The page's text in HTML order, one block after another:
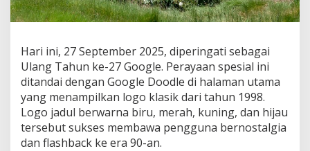
Hari ini, 27 September 2025, diperingati sebagai
Ulang Tahun ke-27 Google. Perayaan spesial ini
ditandai dengan Google Doodle di halaman utama
yang menampilkan logo klasik dari tahun 1998.
Logo jadul berwarna biru, merah, kuning, dan hijau
tersebut sukses membawa pengguna bernostalgia
dan flashback ke era 90-an.